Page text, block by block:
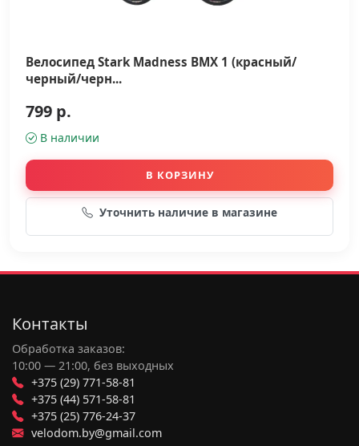
Велосипед Stark Madness BMX 1 (красный/
черный/черн...
799 р.
В наличии
В КОРЗИНУ
Уточнить наличие в магазине
Контакты
Обработка заказов:
10:00 — 21:00, без выходных
+375 (29) 771-58-81
+375 (44) 571-58-81
+375 (25) 776-24-37
velodom.by@gmail.com